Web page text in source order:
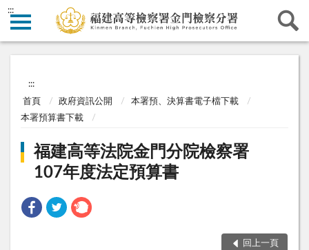
:::
:::
首頁 政府資訊公開
本署預、決算書電子檔下載
本署預算書下載
福建高等法院金門分院檢察署
107年度法定預算書
回上一頁